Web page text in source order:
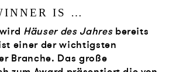
IS …
Häuser des Jahresbereits
einer der wichtigsten
Branche. Das große